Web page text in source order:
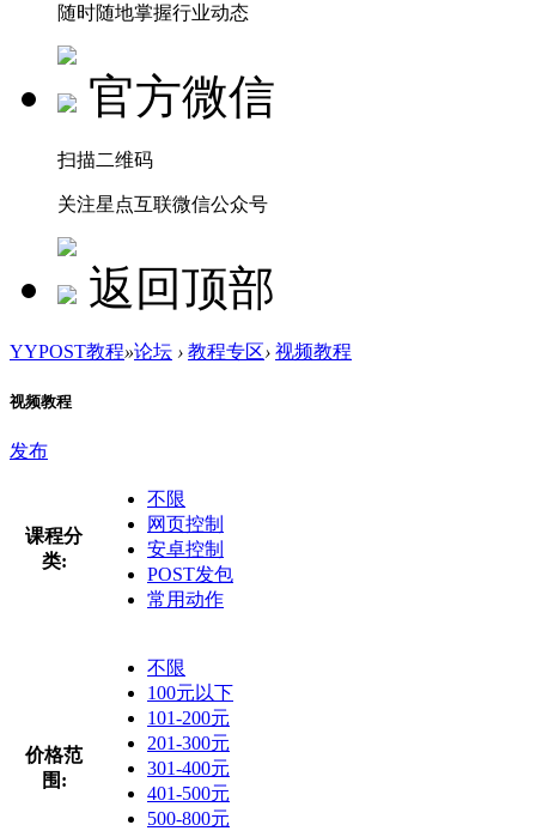
随时随地掌握行业动态
官方微信
扫描二维码
关注星点互联微信公众号
返回顶部
YYPOST教程»论坛 › 教程专区› 视频教程
视频教程
发布
课程分
类:
不限
网页控制
安卓控制
POST发包
常用动作
价格范
围:
不限
100元以下
101-200元
201-300元
301-400元
401-500元
500-800元